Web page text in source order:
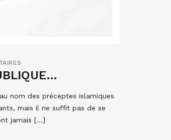
nom des préceptes islamiques
mais il ne suffit pas de se
jamais […]